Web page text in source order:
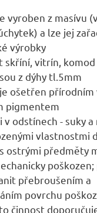
vyroben z masívu
a lze jej
výrobky
skříní, vitrín,
z dýhy tl.5mm
ošetřen přírodním
pigmentem
v odstínech - suky
vlastnostmi
ostrými předměty
přebroušením a
povrchu
činnost